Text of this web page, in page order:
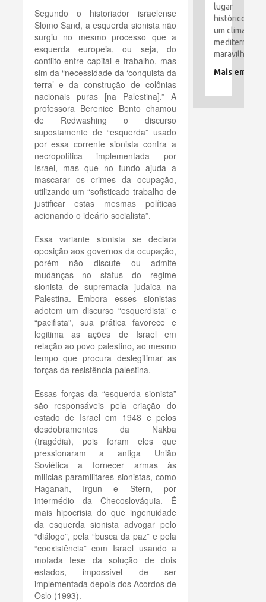
Segundo o historiador israelense
Slomo Sand, a esquerda sionista não
surgiu no mesmo processo que a
esquerda europeia, ou seja, do
conflito entre capital e trabalho, mas
sim da “necessidade da ‘conquista da
terra’ e da construção de colônias
nacionais puras [na Palestina].” A
professora Berenice Bento chamou
de Redwashing o discurso
supostamente de “esquerda” usado
por essa corrente sionista contra a
necropolítica implementada por
Israel, mas que no fundo ajuda a
mascarar os crimes da ocupação,
utilizando um “sofisticado trabalho de
justificar estas mesmas políticas
acionando o ideário socialista”.
Essa variante sionista se declara
oposição aos governos da ocupação,
porém não discute ou admite
mudanças no status do regime
sionista de supremacia judaica na
Palestina. Embora esses sionistas
adotem um discurso “esquerdista” e
“pacifista”, sua prática favorece e
legitima as ações de Israel em
relação ao povo palestino, ao mesmo
tempo que procura deslegitimar as
forças da resistência palestina.
Essas forças da “esquerda sionista”
são responsáveis pela criação do
estado de Israel em 1948 e pelos
desdobramentos da Nakba
(tragédia), pois foram eles que
pressionaram a antiga União
Soviética a fornecer armas às
milícias paramilitares sionistas, como
Haganah, Irgun e Stern, por
intermédio da Checoslováquia. É
mais hipocrisia do que ingenuidade
da esquerda sionista advogar pelo
“diálogo”, pela “busca da paz” e pela
“coexistência” com Israel usando a
mofada tese da solução de dois
estados, impossível de ser
implementada depois dos Acordos de
Oslo (1993).
lugar
histórico com
um clima
mediterrâneo
maravilhoso.
Mais em